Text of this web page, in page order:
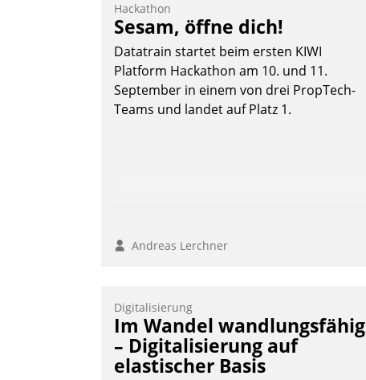
Hackathon
Sesam, öffne dich!
Datatrain startet beim ersten KIWI
Platform Hackathon am 10. und 11.
September in einem von drei PropTech-
Teams und landet auf Platz 1.
Andreas Lerchner
Digitalisierung
Im Wandel wandlungsfähig
– Digitalisierung auf
elastischer Basis